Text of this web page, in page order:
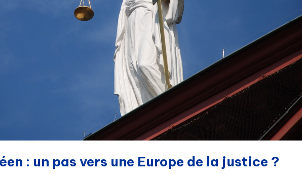
: un pas vers une Europe de la justice ?